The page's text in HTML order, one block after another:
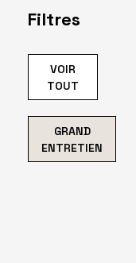
Filtres
VOIR
TOUT
GRAND
ENTRETIEN